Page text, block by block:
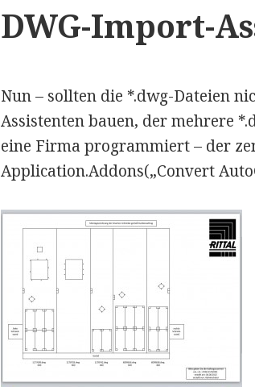
DWG-Import-
Nun – sollten die *.dwg-Dateien
Assistenten bauen, der mehrere
eine Firma programmiert – der
Application.Addons(„Convert